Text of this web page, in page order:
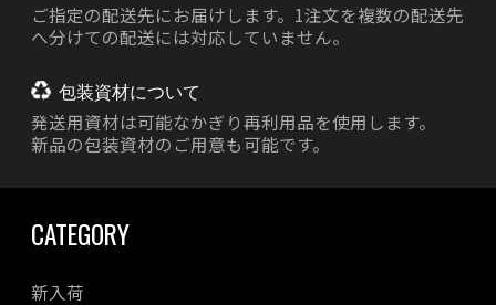
ご指定の配送先にお届けします。1注文を複数の配送先
へ分けての配送には対応していません。
包装資材について
発送用資材は可能なかぎり再利用品を使用します。
新品の包装資材のご用意も可能です。
CATEGORY
新入荷